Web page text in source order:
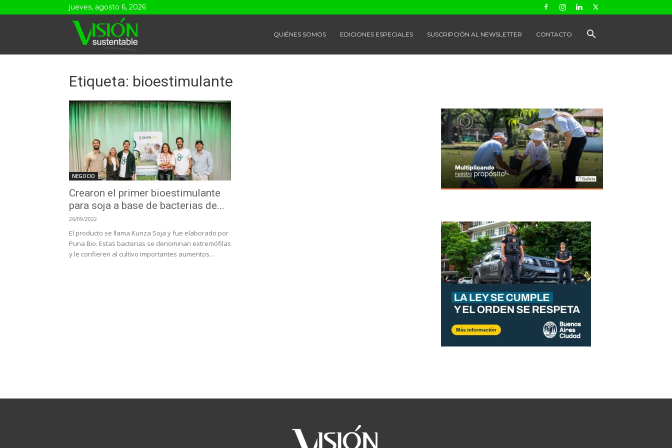
jueves, agosto 6, 2026
Sustentable
QUIÉNES SOMOS EDICIONES ESPECIALES SUSCRIPCIÓN AL NEWSLETTER CONTACTO
Etiqueta: bioestimulante
NEGOCIO
Crearon el primer bioestimulante
para soja a base de bacterias de...
26/09/2022
El producto se llama Kunza Soja y fue elaborado por
Puna Bio. Estas bacterias se denominan extremófilas
y le confieren al cultivo importantes aumentos...